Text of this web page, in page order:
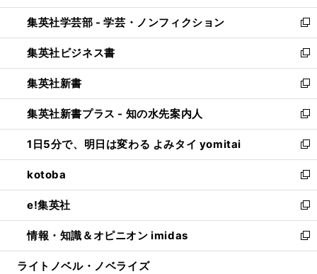
開
く
ウ
で
開
く
ン
ド
ウ
で
開
く
ウ
ィ
ン
ド
ウ
で
開
く
集英社学芸部 - 学芸・ノンフィクション
新
し
い
ウ
ィ
ン
ド
ウ
で
開
く
集英社ビジネス書
新
し
い
ウ
ィ
ン
ド
ウ
で
開
く
集英社新書
新
し
い
ウ
ィ
ン
ド
ウ
で
開
く
集英社新書プラス - 知の水先案内人
新
し
い
ウ
ィ
ン
ド
ウ
で
開
1日5分で、明日は変わる よみタイ yomitai
新
し
い
ウ
ィ
ン
ド
ウ
kotoba
新
し
い
ウ
ィ
ン
e!集英社
新
し
い
ウ
情報・知識＆オピニオン imidas
新
し
ライトノベル・ノベライズ